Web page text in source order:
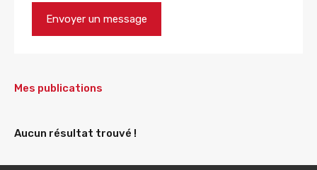
Mes publications
Aucun résultat trouvé !